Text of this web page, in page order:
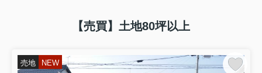
【売買】土地80坪以上
売地 NEW